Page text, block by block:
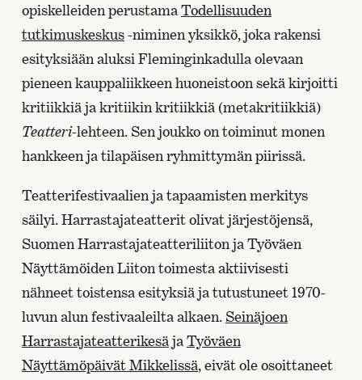
opiskelleiden perustamaTodellisuuden
tutkimuskeskus-niminen yksikkö, joka rakensi
esityksiään aluksi Fleminginkadulla olevaan
pieneen kauppaliikkeen huoneistoon sekä kirjoitti
kritiikkiä ja kritiikin kritiikkiä (metakritiikkiä)
Teatteri-lehteen. Sen joukko on toiminut monen
hankkeen ja tilapäisen ryhmittymän piirissä.
Teatterifestivaalien ja tapaamisten merkitys
säilyi. Harrastajateatterit olivat järjestöjensä,
Suomen Harrastajateatteriliiton ja Työväen
Näyttämöiden Liiton toimesta aktiivisesti
nähneet toistensa esityksiä ja tutustuneet 1970-
luvun alun festivaaleilta alkaen. Seinäjoen
HarrastajateatterikesäjaTyöväen
Näyttämöpäivät Mikkelissä, eivät ole osoittaneet